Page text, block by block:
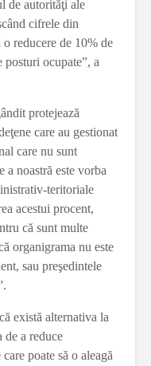
de autorităţi ale
cifrele din
reducere de 10% de
posturi ocupate”, a
protejează
care au gestionat
care nu sunt
a noastră este vorba
teritoriale
acestui procent,
că sunt multe
organigrama nu este
sau preşedintele
există alternativa la
de a reduce
poate să o aleagă